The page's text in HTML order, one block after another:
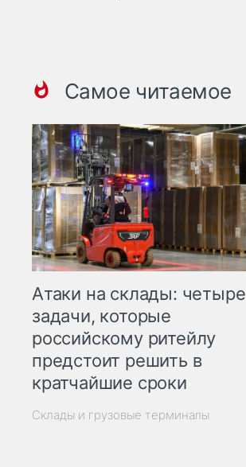
Самое читаемое
Атаки на склады: четыре
задачи, которые
российскому ритейлу
предстоит решить в
кратчайшие сроки
Склады и грузовые терминалы